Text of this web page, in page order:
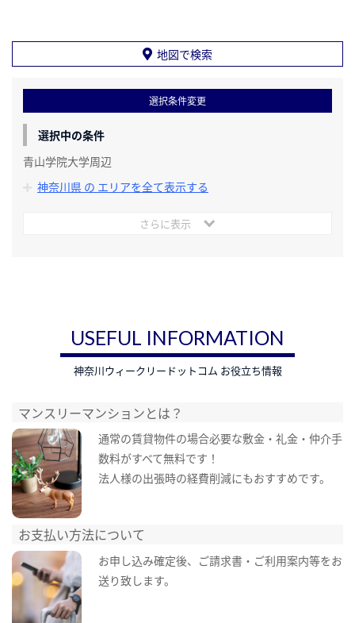
地図で検索
選択条件変更
選択中の条件
青山学院大学周辺
神奈川県 の エリアを全て表示する
さらに表示
USEFUL INFORMATION
神奈川ウィークリードットコム お役立ち情報
マンスリーマンションとは？
通常の賃貸物件の場合必要な敷金・礼金・仲介手
数料がすべて無料です！
法人様の出張時の経費削減にもおすすめです。
お支払い方法について
お申し込み確定後、ご請求書・ご利用案内等をお
送り致します。